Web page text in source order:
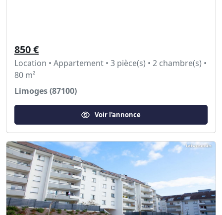
850 €
Location • Appartement • 3 pièce(s) • 2 chambre(s) •
80 m²
Limoges (87100)
Voir l'annonce